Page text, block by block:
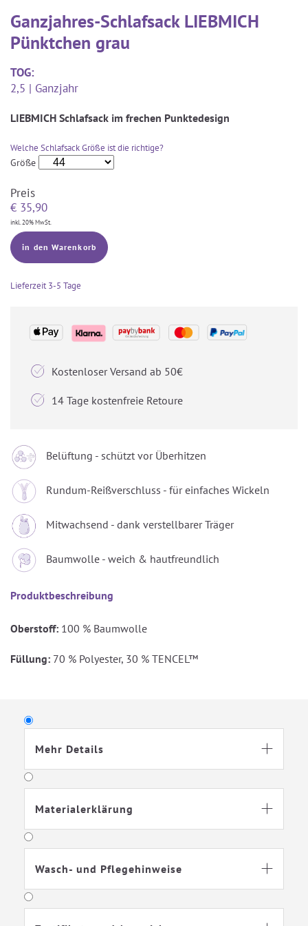
Ganzjahres-Schlafsack LIEBMICH
Pünktchen grau
TOG:
2,5 | Ganzjahr
LIEBMICH Schlafsack im frechen Punktedesign
Welche Schlafsack Größe ist die richtige?
Größe
Preis
€ 35,90
inkl. 20% MwSt.
in den Warenkorb
Lieferzeit3-5 Tage
 Kostenloser Versand ab 50€
 14 Tage kostenfreie Retoure
Belüftung - schützt vor Überhitzen
Rundum-Reißverschluss - für einfaches Wickeln
Mitwachsend - dank verstellbarer Träger
Baumwolle - weich & hautfreundlich
Produktbeschreibung
Oberstoff: 100 % Baumwolle
Füllung: 70 % Polyester, 30 % TENCEL™
Mehr Details 
Materialerklärung 
Wasch- und Pflegehinweise 